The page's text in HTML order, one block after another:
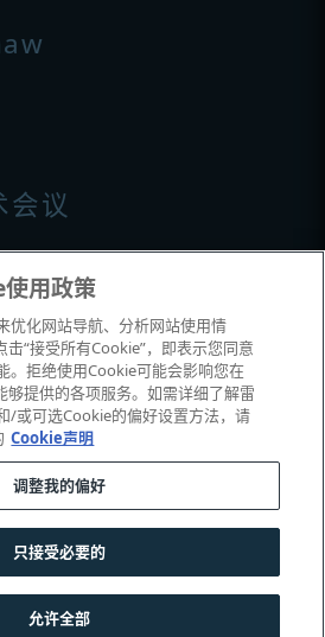
会议
。版权所有。
|辅助功能|隐私|Cookie指南
号
用政策
优化网站导航、分析网站使用情
“接受所有Cookie”，即表示您同意
。拒绝使用Cookie可能会影响您在
够提供的各项服务。如需详细了解雷
/或可选Cookie的偏好设置方法，请
Cookie声明
调整我的偏好
只接受必要的
允许全部